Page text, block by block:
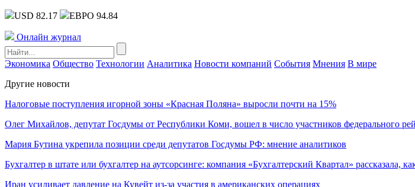
USD 82.17 ЕВРО 94.84
Онлайн журнал
Экономика Общество Технологии Аналитика Новости компаний События Мнения В мире
Другие новости
Налоговые поступления игорной зоны «Красная Поляна» выросли почти на 15%
Олег Михайлов, депутат Госдумы от Республики Коми, вошел в число участников федерального
Мария Бутина укрепила позиции среди депутатов Госдумы РФ: мнение аналитиков
Бухгалтер в штате или бухгалтер на аутсорсинге: компания «Бухгалтерский Квартал» рассказала,
Иран усиливает давление на Кувейт из-за участия в американских операциях